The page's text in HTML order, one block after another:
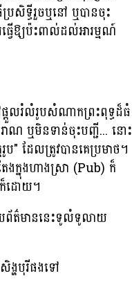
រសិទ្ធីរួចឬនៅ ឬបានចុះ
វើឱ្យប៉ះពាល់ដល់អារម្មណ៍
តួលរំលំរូបសំណាកព្រះពុទ្ធដ៏ធំ
ណ ឬមិនទាន់ចុះបញ្ជី... នោះ
ប" ដែលត្រូវបានគេប្រមាថ។
ងក្នុងហាងស្រា (Pub) ក៏
ក៏ដោយ។
យព័ត៌មាននេះទូលំទូលាយ
ង្ហបុរីផងទៅ